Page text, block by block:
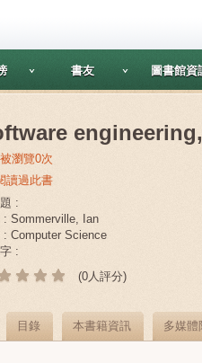
書友 圖書館資
瀏覽0次
讀過此書
:
: Sommerville, Ian
: Computer Science
:
(0人評分)
目錄 本書籍資訊 多媒體